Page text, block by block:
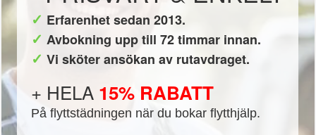
Erfarenhet sedan 2013.
Avbokning upp till 72 timmar innan.
Vi sköter ansökan av rutavdraget.
+ HELA 15% RABATT
På flyttstädningen när du bokar flytthjälp.